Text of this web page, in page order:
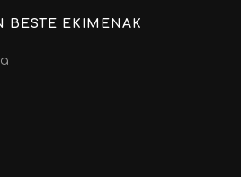
BESTE EKIMENAK